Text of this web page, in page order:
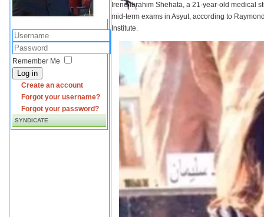
Remember Me
Log in
Create an account
Forgot your username?
Forgot your password?
SYNDICATE
Irene Ibrahim Shehata, a 21-year-old medical
mid-term exams in Asyut, according to
Institute.